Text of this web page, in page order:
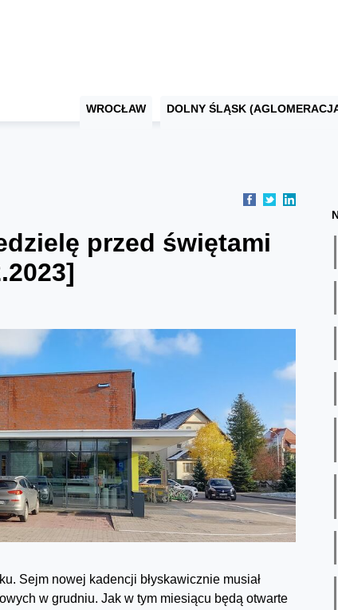
WROCŁAW DOLNY ŚLĄSK
przed świętami
Sejm nowej kadencji błyskawicznie musiał
w grudniu. Jak w tym miesiącu będą otwarte